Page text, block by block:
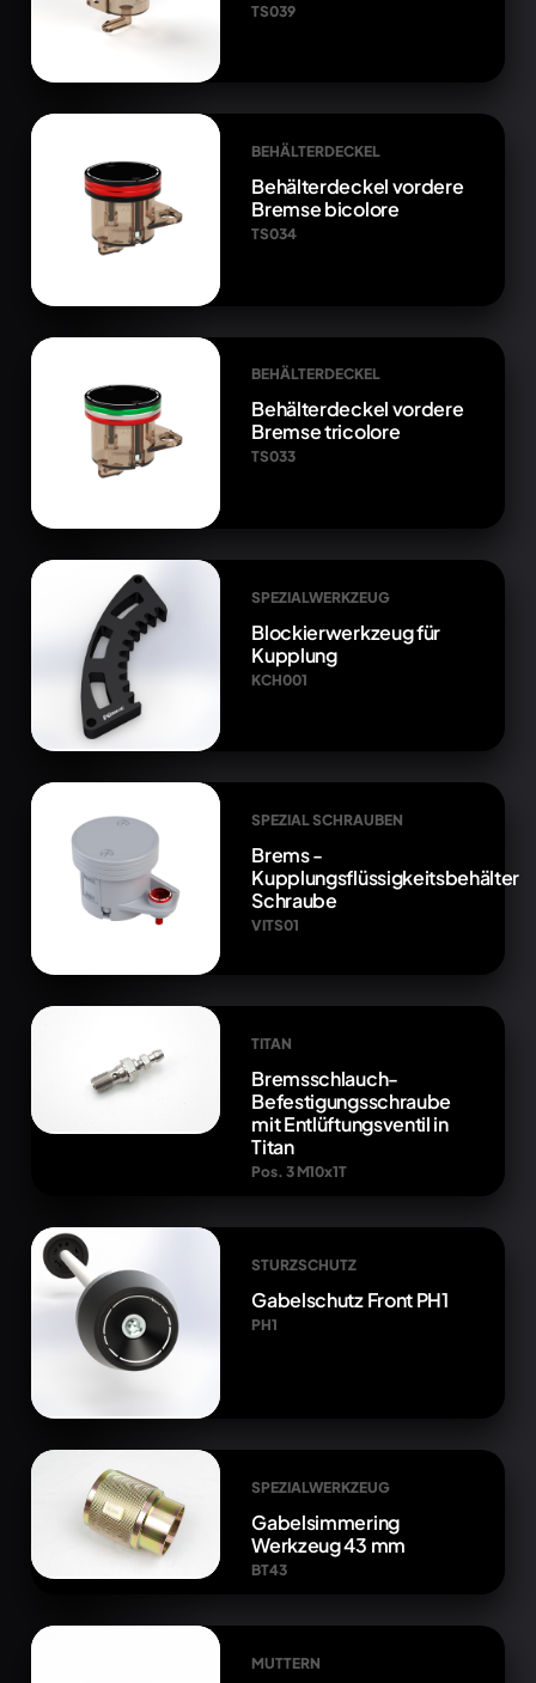
TS039
BEHÄLTERDECKEL
Behälterdeckel vordere
Bremse bicolore
TS034
BEHÄLTERDECKEL
Behälterdeckel vordere
Bremse tricolore
TS033
SPEZIALWERKZEUG
Blockierwerkzeug für
Kupplung
KCH001
SPEZIAL SCHRAUBEN
Brems -
Kupplungsflüssigkeitsbehälter
Schraube
VITS01
TITAN
Bremsschlauch-
Befestigungsschraube
mit Entlüftungsventil in
Titan
Pos. 3 M10x1T
STURZSCHUTZ
Gabelschutz Front PH1
PH1
SPEZIALWERKZEUG
Gabelsimmering
Werkzeug 43 mm
BT43
MUTTERN